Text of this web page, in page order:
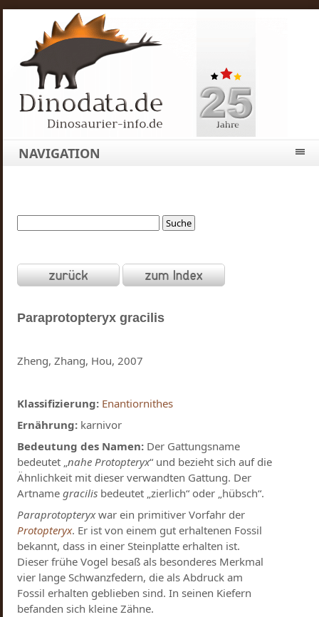
NAVIGATION
Paraprotopteryx gracilis
Zheng, Zhang, Hou, 2007
Klassifizierung: Enantiornithes
Ernährung: karnivor
Bedeutung des Namen: Der Gattungsname
bedeutet „nahe Protopteryx“ und bezieht sich auf die
Ähnlichkeit mit dieser verwandten Gattung. Der
Artnamegracilis bedeutet „zierlich“ oder „hübsch“.
Paraprotopteryxwar ein primitiver Vorfahr der
Protopteryx. Er ist von einem gut erhaltenen Fossil
bekannt, dass in einer Steinplatte erhalten ist.
Dieser frühe Vogel besaß als besonderes Merkmal
vier lange Schwanzfedern, die als Abdruck am
Fossil erhalten geblieben sind. In seinen Kiefern
befanden sich kleine Zähne.